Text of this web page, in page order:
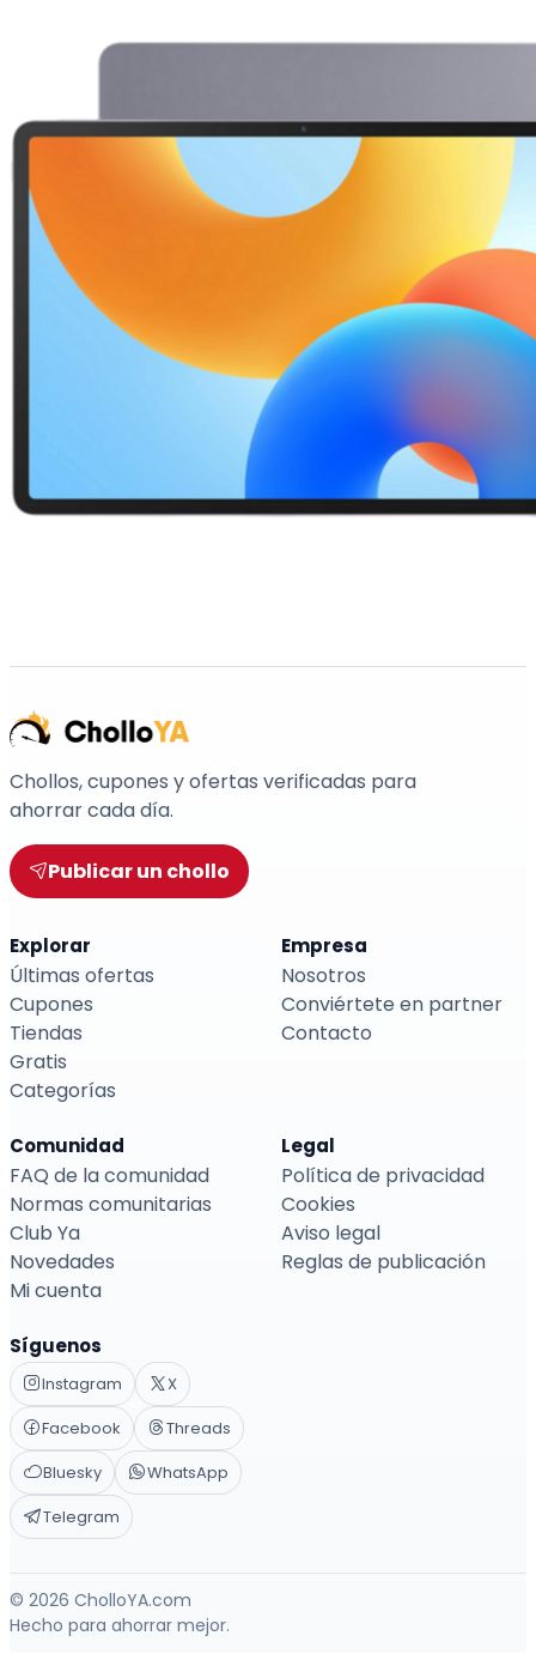
Chollos, cupones y ofertas verificadas para
ahorrar cada día.
Publicar un chollo
Explorar
Últimas ofertas
Cupones
Tiendas
Gratis
Categorías
Empresa
Nosotros
Conviértete en partner
Contacto
Comunidad
FAQ de la comunidad
Normas comunitarias
Club Ya
Novedades
Mi cuenta
Legal
Política de privacidad
Cookies
Aviso legal
Reglas de publicación
Síguenos
Instagram
X
Facebook
Threads
Bluesky
WhatsApp
Telegram
© 2026 CholloYA.com
Hecho para ahorrar mejor.